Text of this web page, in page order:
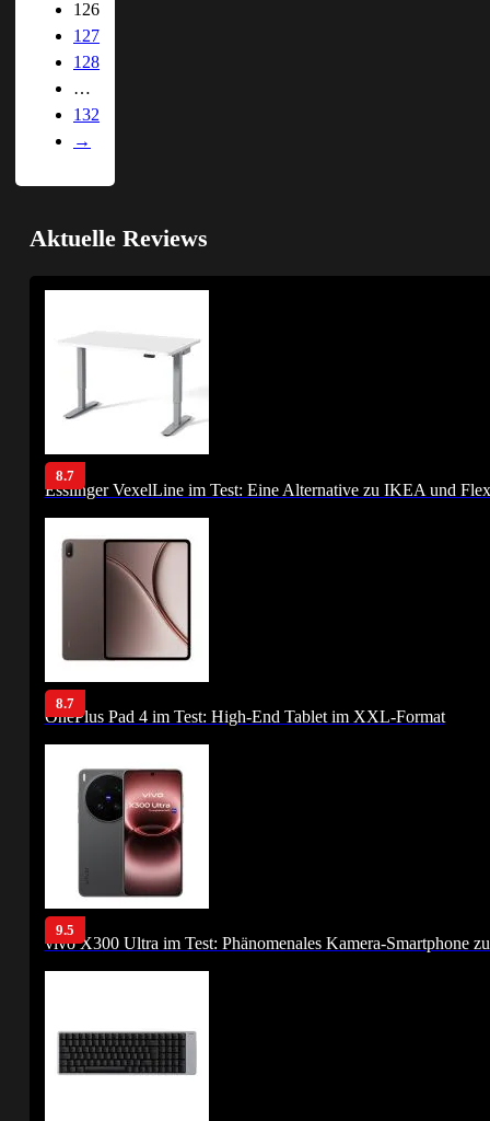
126
127
128
…
132
→
Aktuelle Reviews
8.7
Esslinger VexelLine im Test: Eine Alternative zu IKEA und
8.7
OnePlus Pad 4 im Test: High-End Tablet im XXL-Format
9.5
vivo X300 Ultra im Test: Phänomenales Kamera-Smartphone